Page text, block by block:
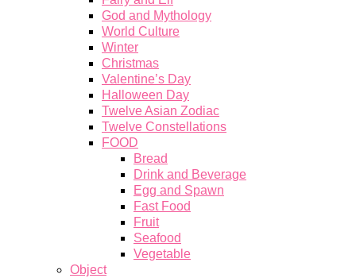
God and Mythology
World Culture
Winter
Christmas
Valentine’s Day
Halloween Day
Twelve Asian Zodiac
Twelve Constellations
FOOD
Bread
Drink and Beverage
Egg and Spawn
Fast Food
Fruit
Seafood
Vegetable
Object